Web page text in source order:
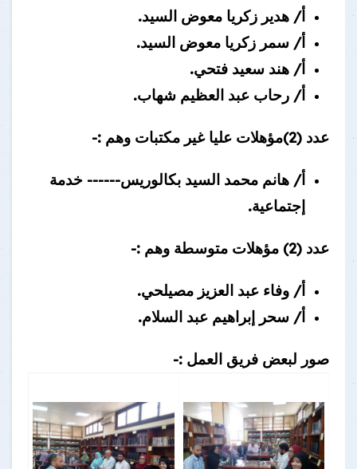
أ/ هدير زكريا معوض السيد.
أ/ سمر زكريا معوض السيد.
أ/ هند سعيد فتحي.
أ/ رحاب عبد العظيم شهاب.
عدد (2)مؤهلات عليا غير مكتبات وهم :-
أ/ هانم محمد السيد بكالوريس------ خدمة
إجتماعية.
عدد (2) مؤهلات متوسطة وهم :-
أ/ وفاء عبد العزيز مصيلحي.
أ/ سحر إبراهيم عبد السلام.
صور لبعض فريق العمل :-